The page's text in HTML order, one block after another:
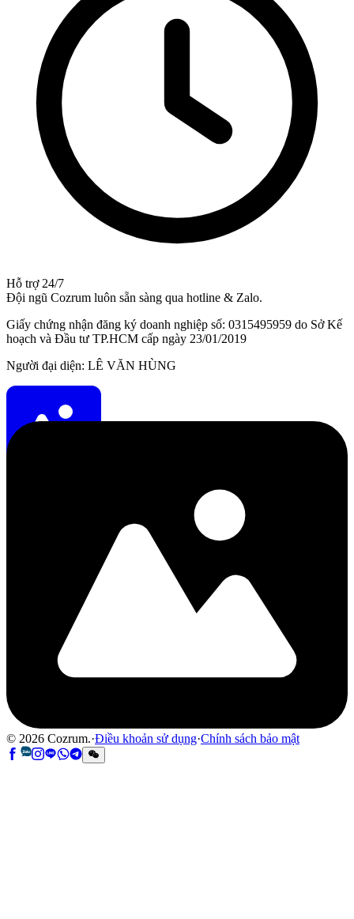
Hỗ trợ 24/7
Đội ngũ Cozrum luôn sẵn sàng qua hotline & Zalo.
Giấy chứng nhận đăng ký doanh nghiệp số: 0315495959 do Sở Kế
hoạch và Đầu tư TP.HCM cấp ngày 23/01/2019
Người đại diện: LÊ VĂN HÙNG
© 2026 Cozrum.·Điều khoản sử dụng·Chính sách bảo mật